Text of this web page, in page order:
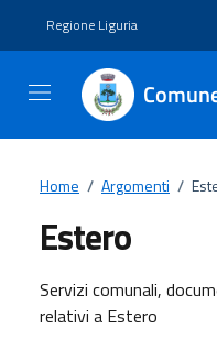
Regione Liguria
Home / Argomenti /
Estero
Dettagli
Servizi comunali,
relativi a Estero